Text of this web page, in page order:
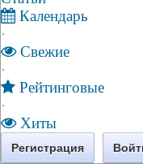
Календарь
·
Свежие
·
Рейтинговые
·
Хиты
Регистрация